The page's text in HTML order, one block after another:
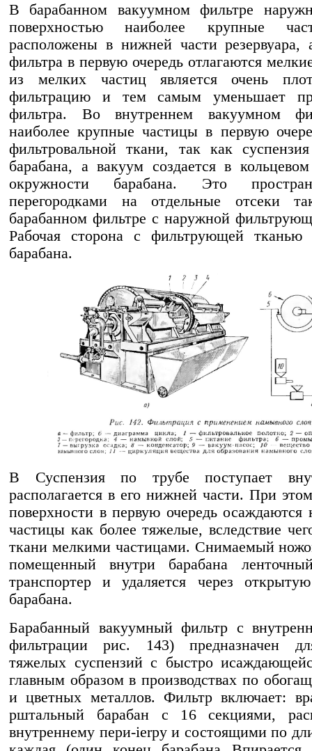
В барабанном вакуумном фильтре
поверхностью наиболее крупные
расположены в нижней части резервуара,
фильтра в первую очередь отлагаются
из мелких частиц является очень
фильтрацию и тем самым уменьшает
фильтра. Во внутреннем вакуумном
наиболее крупные частицы в первую
фильтровальной ткани, так как
барабана, а вакуум создается в
окружности барабана. Это
перегородками на отдельные
барабанном фильтре с наружной
Рабочая сторона с фильтрующей тканью
барабана.
В Суспензия по трубе поступает
располагается в его нижней части. При
поверхности в первую очередь осаждаются
частицы как более тяжелые, вследствие
ткани мелкими частицами. Снимаемый
помещенный внутри барабана
транспортер и удаляется через
барабана.
Барабанный вакуумный фильтр с
фильтрации рис. 143) предназначен
тяжелых суспензий с быстро
главным образом в производствах по
и цветных металлов. Фильтр включает:
рштальный барабан с 16 секциями,
внутреннему пери-ierpy и состоящими по